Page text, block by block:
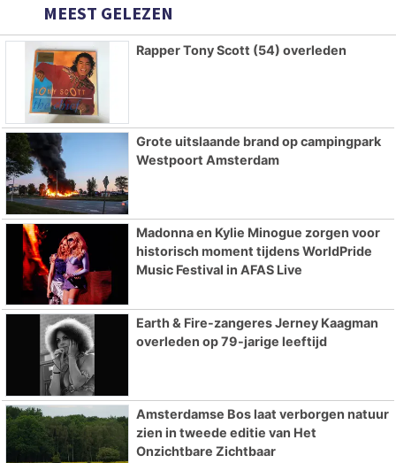
MEEST GELEZEN
Rapper Tony Scott (54) overleden
Grote uitslaande brand op campingpark
Westpoort Amsterdam
Madonna en Kylie Minogue zorgen voor
historisch moment tijdens WorldPride
Music Festival in AFAS Live
Earth & Fire-zangeres Jerney Kaagman
overleden op 79-jarige leeftijd
Amsterdamse Bos laat verborgen natuur
zien in tweede editie van Het
Onzichtbare Zichtbaar